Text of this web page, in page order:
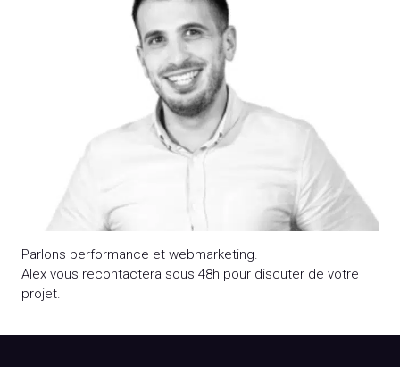
Parlons performance et webmarketing.
Alex vous recontactera sous 48h pour discuter de votre
projet.